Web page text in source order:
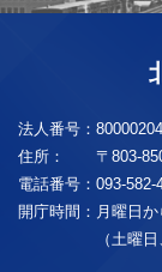
法人番号：
住所：
〒803-
電話番号： 093-582-
開庁時間： 月曜日
（土曜